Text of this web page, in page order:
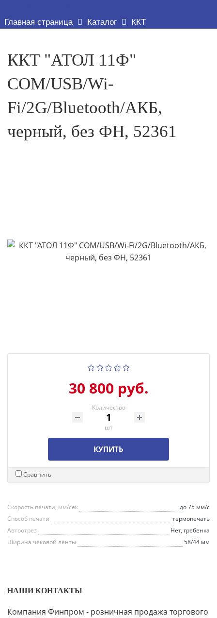
Главная страница Каталог ККТ
ККТ "АТОЛ 11Ф"
COM/USB/Wi-
Fi/2G/Bluetooth/АКБ,
черный, без ФН, 52361
30 800 руб.
Количество
шт
КУПИТЬ
Сравнить
Скорость печати, мм/сек
до 75 мм/с
Способ печати
термопечать
Автоотрез
Нет, гребенка
Ширина чековой ленты
58/44 мм
НАШИ КОНТАКТЫ
Компания Финпром - розничная продажа торгового